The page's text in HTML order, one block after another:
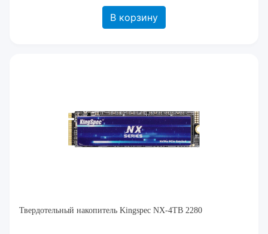
В корзину
Твердотельный накопитель Kingspec NX-4TB 2280